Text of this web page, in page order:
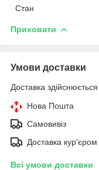
Стан
Приховати
Умови доставки
Доставка
Нова Пошта
Самовивіз
Доставка кур'єром
Всі умови доставки